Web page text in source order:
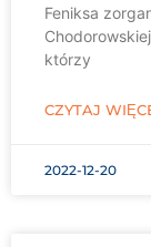
Feniksa
którzy
CZYTAJ
2022-12-20